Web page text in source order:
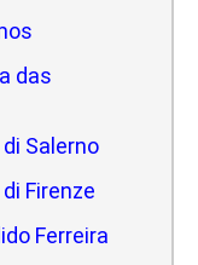
das
Salerno
Firenze
Ferreira